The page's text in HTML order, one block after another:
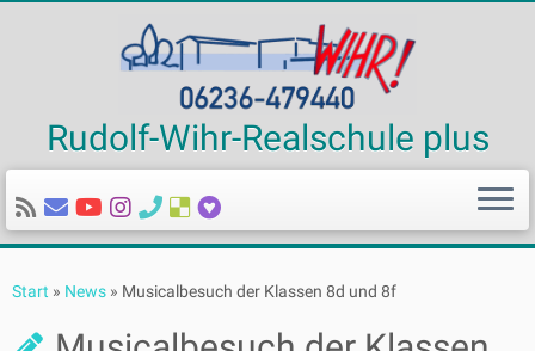
Inhalt
Rudolf-Wihr-Realschule plus
Start » News » Musicalbesuch der Klassen 8d und 8f